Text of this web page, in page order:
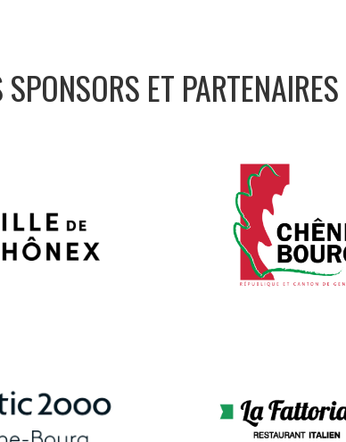
SPONSORS ET PARTENAIRES